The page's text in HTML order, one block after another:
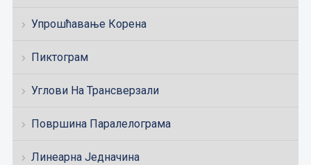
Упрошћавање Корена
Пиктограм
Углови На Трансверзали
Површина Паралелограма
Линеарна Једначина